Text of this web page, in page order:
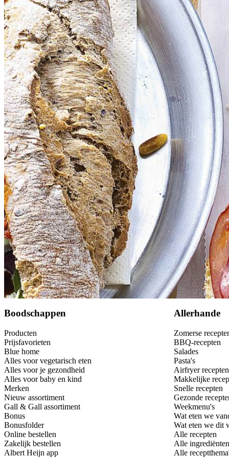
Boodschappen
Producten
Prijsfavorieten
Blue home
Alles voor vegetarisch eten
Alles voor je gezondheid
Alles voor baby en kind
Merken
Nieuw assortiment
Gall & Gall assortiment
Bonus
Bonusfolder
Online bestellen
Zakelijk bestellen
Albert Heijn app
Allerhande
Zomerse
BBQ-recepten
Salades
Pasta's
Airfryer recepten
Makkelijke
Snelle recepten
Gezonde
Weekmenu's
Wat eten we
Wat eten we dit
Alle recepten
Alle ingrediënten
Alle